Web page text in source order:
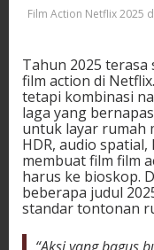
Film Action Netflix 2025
Tahun 2025
film action di
tetapi kombinasi
laga yang
untuk layar rumah
HDR, audio
membuat film film
harus ke bioskop.
beberapa judul
standar tontonan
“Aksi yang bagus